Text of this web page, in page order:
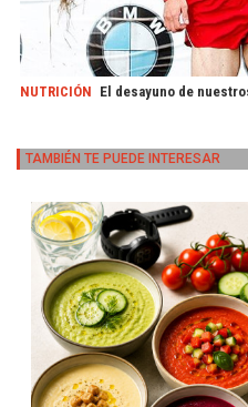
NUTRICIÓN El desayuno de
TAMBIÉN TE PUEDE INTERESAR